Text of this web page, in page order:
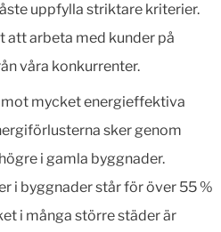
uppfylla striktare kriterier.
att arbeta med kunder på
våra konkurrenter.
mycket energieffektiva
sker genom
i gamla byggnader.
i byggnader står för över 55 %
i många större städer är